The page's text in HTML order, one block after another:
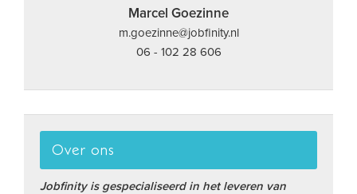
Marcel Goezinne
m.goezinne@jobfinity.nl
06 - 102 28 606
Over ons
Jobfinity is gespecialiseerd in het leveren van